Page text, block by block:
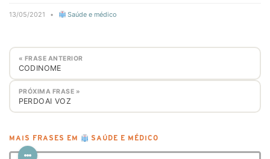
13/05/2021 • Saúde e médico
« FRASE ANTERIOR
CODINOME
PRÓXIMA FRASE »
PERDOAI VOZ
MAIS FRASES EM SAÚDE E MÉDICO